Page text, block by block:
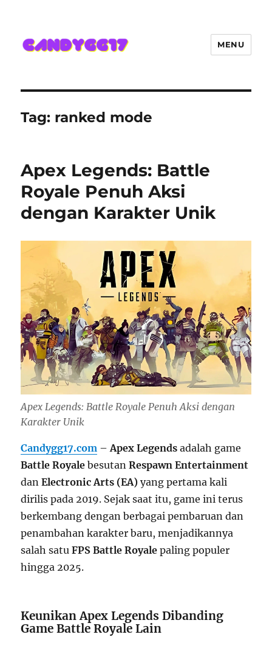
Hadir Semakin Mantap Jackpot
MENU
Tag: ranked mode
Apex Legends: Battle
Royale Penuh Aksi
dengan Karakter Unik
Apex Legends: Battle Royale Penuh Aksi dengan
Karakter Unik
Candygg17.com –Apex Legends adalah game
Battle Royale besutanRespawn Entertainment
danElectronic Arts (EA) yang pertama kali
dirilis pada 2019. Sejak saat itu, game ini terus
berkembang dengan berbagai pembaruan dan
penambahan karakter baru, menjadikannya
salah satuFPS Battle Royale paling populer
hingga 2025.
Keunikan Apex Legends Dibanding
Game Battle Royale Lain